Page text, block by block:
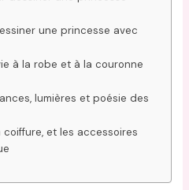
une princesse avec
à la robe et à la couronne
lumières et poésie des
coiffure, et les accessoires